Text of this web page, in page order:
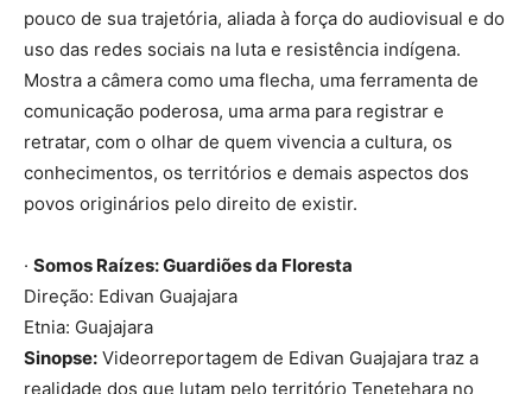
pouco de sua trajetória, aliada à força do audiovisual e do
uso das redes sociais na luta e resistência indígena.
Mostra a câmera como uma flecha, uma ferramenta de
comunicação poderosa, uma arma para registrar e
retratar, com o olhar de quem vivencia a cultura, os
conhecimentos, os territórios e demais aspectos dos
povos originários pelo direito de existir.
· Somos Raízes: Guardiões da Floresta
Direção: Edivan Guajajara
Etnia: Guajajara
Sinopse: Videorreportagem de Edivan Guajajara traz a
realidade dos que lutam pelo território Tenetehara no